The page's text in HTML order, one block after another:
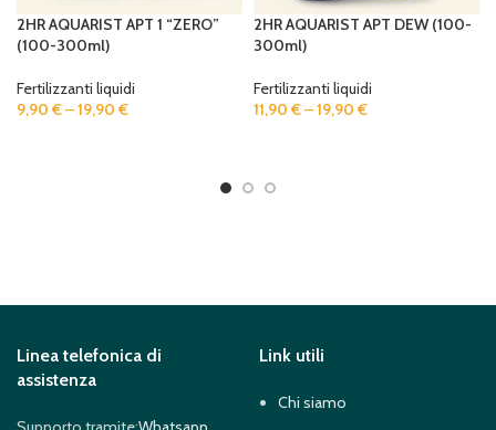
2HR AQUARIST APT 1 “ZERO”
(100-300ml)
Fertilizzanti liquidi
9,90 €–19,90 €
2HR AQUARIST APT DEW (100-
300ml)
Fertilizzanti liquidi
11,90 €–19,90 €
Linea telefonica di
assistenza
Link utili
Chi siamo